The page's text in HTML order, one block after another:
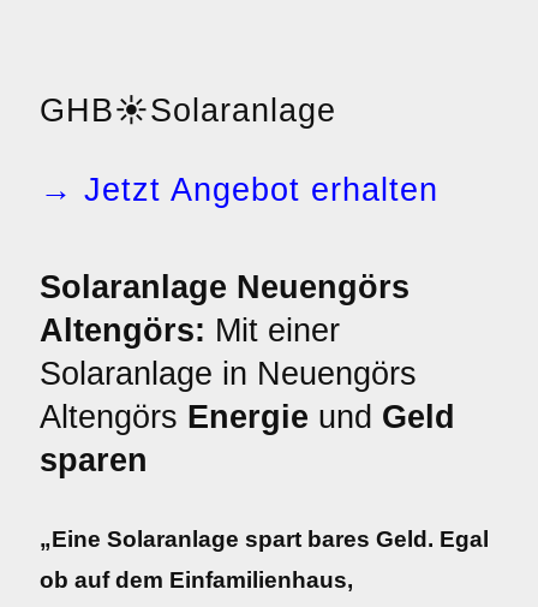
GHB☀️Solaranlage
→ Jetzt Angebot erhalten
Solaranlage Neuengörs
Altengörs: Mit einer
Solaranlage in Neuengörs
Altengörs Energie und Geld
sparen
„Eine Solaranlage spart bares Geld. Egal
ob auf dem Einfamilienhaus,